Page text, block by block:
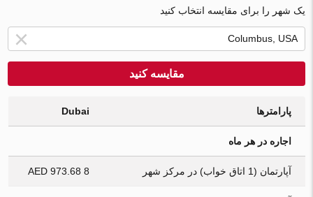
یک شهر را برای مقایسه انتخاب کنید
مقایسه کنید
پارامترها Dubai
اجاره در هر ماه
آپارتمان (1 اتاق خواب) در مرکز شهر 8 973.68 AED